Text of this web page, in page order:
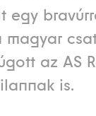
egy
az AS
is.